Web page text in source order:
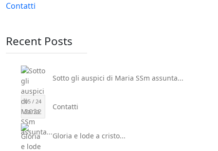
Contatti
Recent Posts
Sotto gli auspici di Maria SSm assunta...
05 / 24
2022 Contatti
Gloria e lode a cristo...